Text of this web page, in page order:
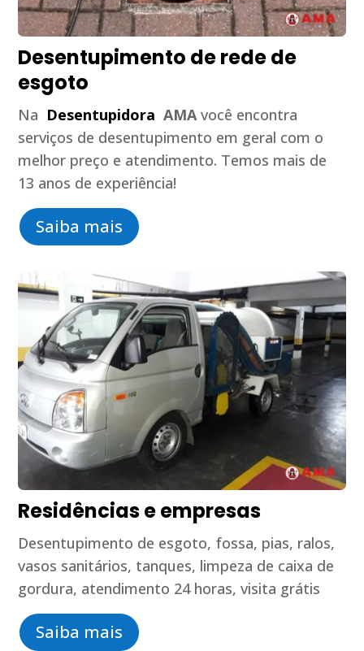
Desentupimento de rede de
esgoto
Na Desentupidora AMAvocê encontra
serviços de desentupimento em geral com o
melhor preço e atendimento. Temos mais de
13 anos de experiência!
Saiba mais
Residências e empresas
Desentupimento de esgoto, fossa, pias, ralos,
vasos sanitários, tanques, limpeza de caixa de
gordura, atendimento 24 horas, visita grátis
Saiba mais